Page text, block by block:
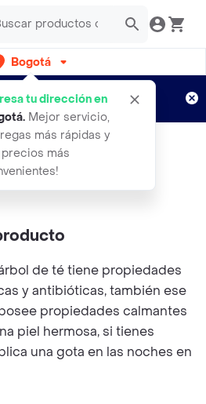
Bogotá
tu dirección en
. Mejor servicio,
más rápidas y
precios más
por semanas
Aplican TyC
Árbol De Té
de té tiene propiedades
y antibióticas, también ese
propiedades calmantes
piel hermosa, si tienes
una gota en las noches en